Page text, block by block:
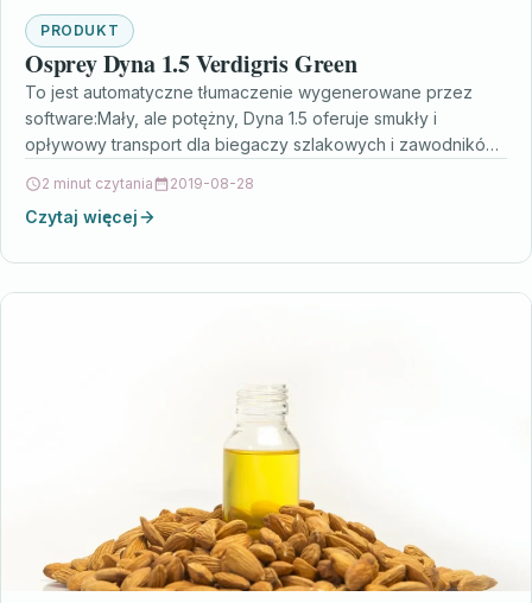
PRODUKT
Osprey Dyna 1.5 Verdigris Green
To jest automatyczne tłumaczenie wygenerowane przez
software:Mały, ale potężny, Dyna 1.5 oferuje smukły i
opływowy transport dla biegaczy szlakowych i zawodników
2 minut czytania 2019-08-28
Czytaj więcej